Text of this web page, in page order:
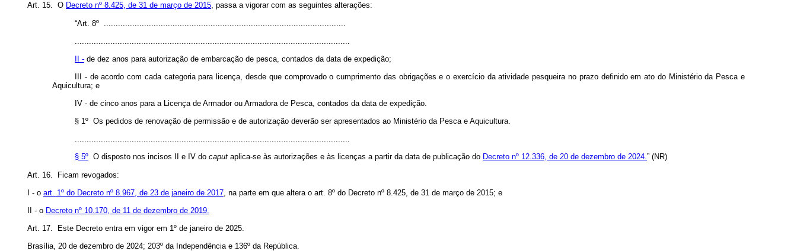
Art. 15. O Decreto nº 8.425, de 31 de março de 2015, passa a vigorar com as seguintes alterações:
“Art. 8º ......................................................................................................
....................................................................................................................
II - de dez anos para autorização de embarcação de pesca, contados da data de expedição;
III - de acordo com cada categoria para licença, desde que comprovado o cumprimento das obrigações e o exercício da atividade pesqueira no prazo definido em ato do Ministério da Pesca e
Aquicultura; e
IV - de cinco anos para a Licença de Armador ou Armadora de Pesca, contados da data de expedição.
§ 1º Os pedidos de renovação de permissão e de autorização deverão ser apresentados ao Ministério da Pesca e Aquicultura.
....................................................................................................................
§ 5º O disposto nos incisos II e IV do caput aplica-se às autorizações e às licenças a partir da data de publicação do Decreto nº 12.336, de 20 de dezembro de 2024.” (NR)
Art. 16. Ficam revogados:
I - o art. 1º do Decreto nº 8.967, de 23 de janeiro de 2017, na parte em que altera o art. 8º do Decreto nº 8.425, de 31 de março de 2015; e
II - o Decreto nº 10.170, de 11 de dezembro de 2019.
Art. 17. Este Decreto entra em vigor em 1º de janeiro de 2025.
Brasília, 20 de dezembro de 2024; 203º da Independência e 136º da República.